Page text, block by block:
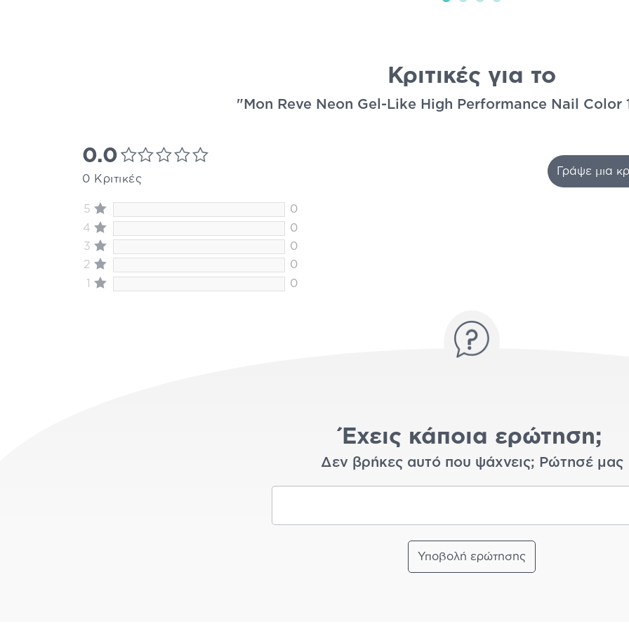
Κριτικές για το
"Mon Reve Neon Gel-Like High Performance Nail Color
0.0
0 Κριτικές
5
0
4
0
3
0
2
0
1
0
Γράψε μια
Έχεις κάποια ερώτηση;
Δεν βρήκες αυτό που ψάχνεις; Ρώτησέ μας
Υποβολή ερώτησης